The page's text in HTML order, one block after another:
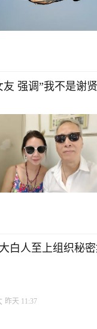
强调”我不是谢
白人至上组织秘
昨天 11:37